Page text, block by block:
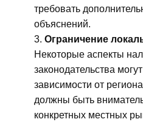
требовать
объяснений.
Ограничение
Некоторые аспекты
законодательства
зависимости от
должны быть
конкретных местных